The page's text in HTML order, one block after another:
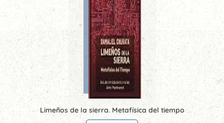
Limeños de la sierra. Metafísica del tiempo